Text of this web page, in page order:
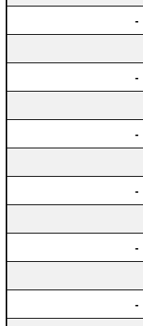
-
-
-
-
-
-